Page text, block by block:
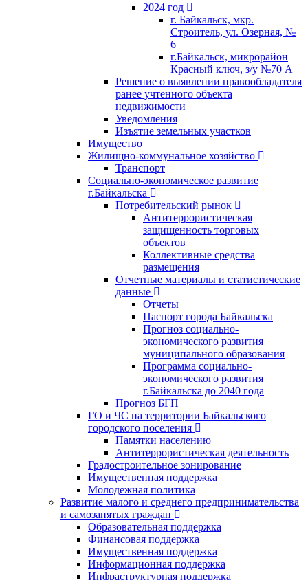
2024 год
г. Байкальск, мкр.
Строитель, ул. Озерная, №
6
г.Байкальск, микрорайон
Красный ключ, з/у №70 А
Решение о выявлении правообладателя
ранее учтенного объекта
недвижимости
Уведомления
Изъятие земельных участков
Имущество
Жилищно-коммунальное хозяйство
Транспорт
Социально-экономическое развитие
г.Байкальска
Потребительский рынок
Антитеррористическая
защищенность торговых
объектов
Коллективные средства
размещения
Отчетные материалы и статистические
данные
Отчеты
Паспорт города Байкальска
Прогноз социально-
экономического развития
муниципального образования
Программа социально-
экономического развития
г.Байкальска до 2040 года
Прогноз БГП
ГО и ЧС на территории Байкальского
городского поселения
Памятки населению
Антитеррористическая деятельность
Градостроительное зонирование
Имущественная поддержка
Молодежная политика
Развитие малого и среднего предпринимательства
и самозанятых граждан
Образовательная поддержка
Финансовая поддержка
Имущественная поддержка
Информационная поддержка
Инфраструктурная поддержка